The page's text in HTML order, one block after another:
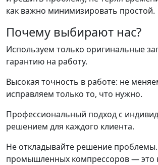
как важно минимизировать простой.
Почему выбирают нас?
Используем только оригинальные
гарантию на работу.
Высокая точность в работе: не
исправляем только то, что нужно.
Профессиональный подход с
решением для каждого клиента.
Не откладывайте решение
промышленных компрессоров — это